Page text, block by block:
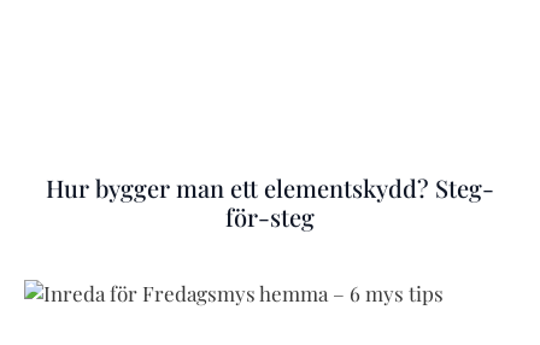
Hur bygger man ett elementskydd? Steg-
för-steg